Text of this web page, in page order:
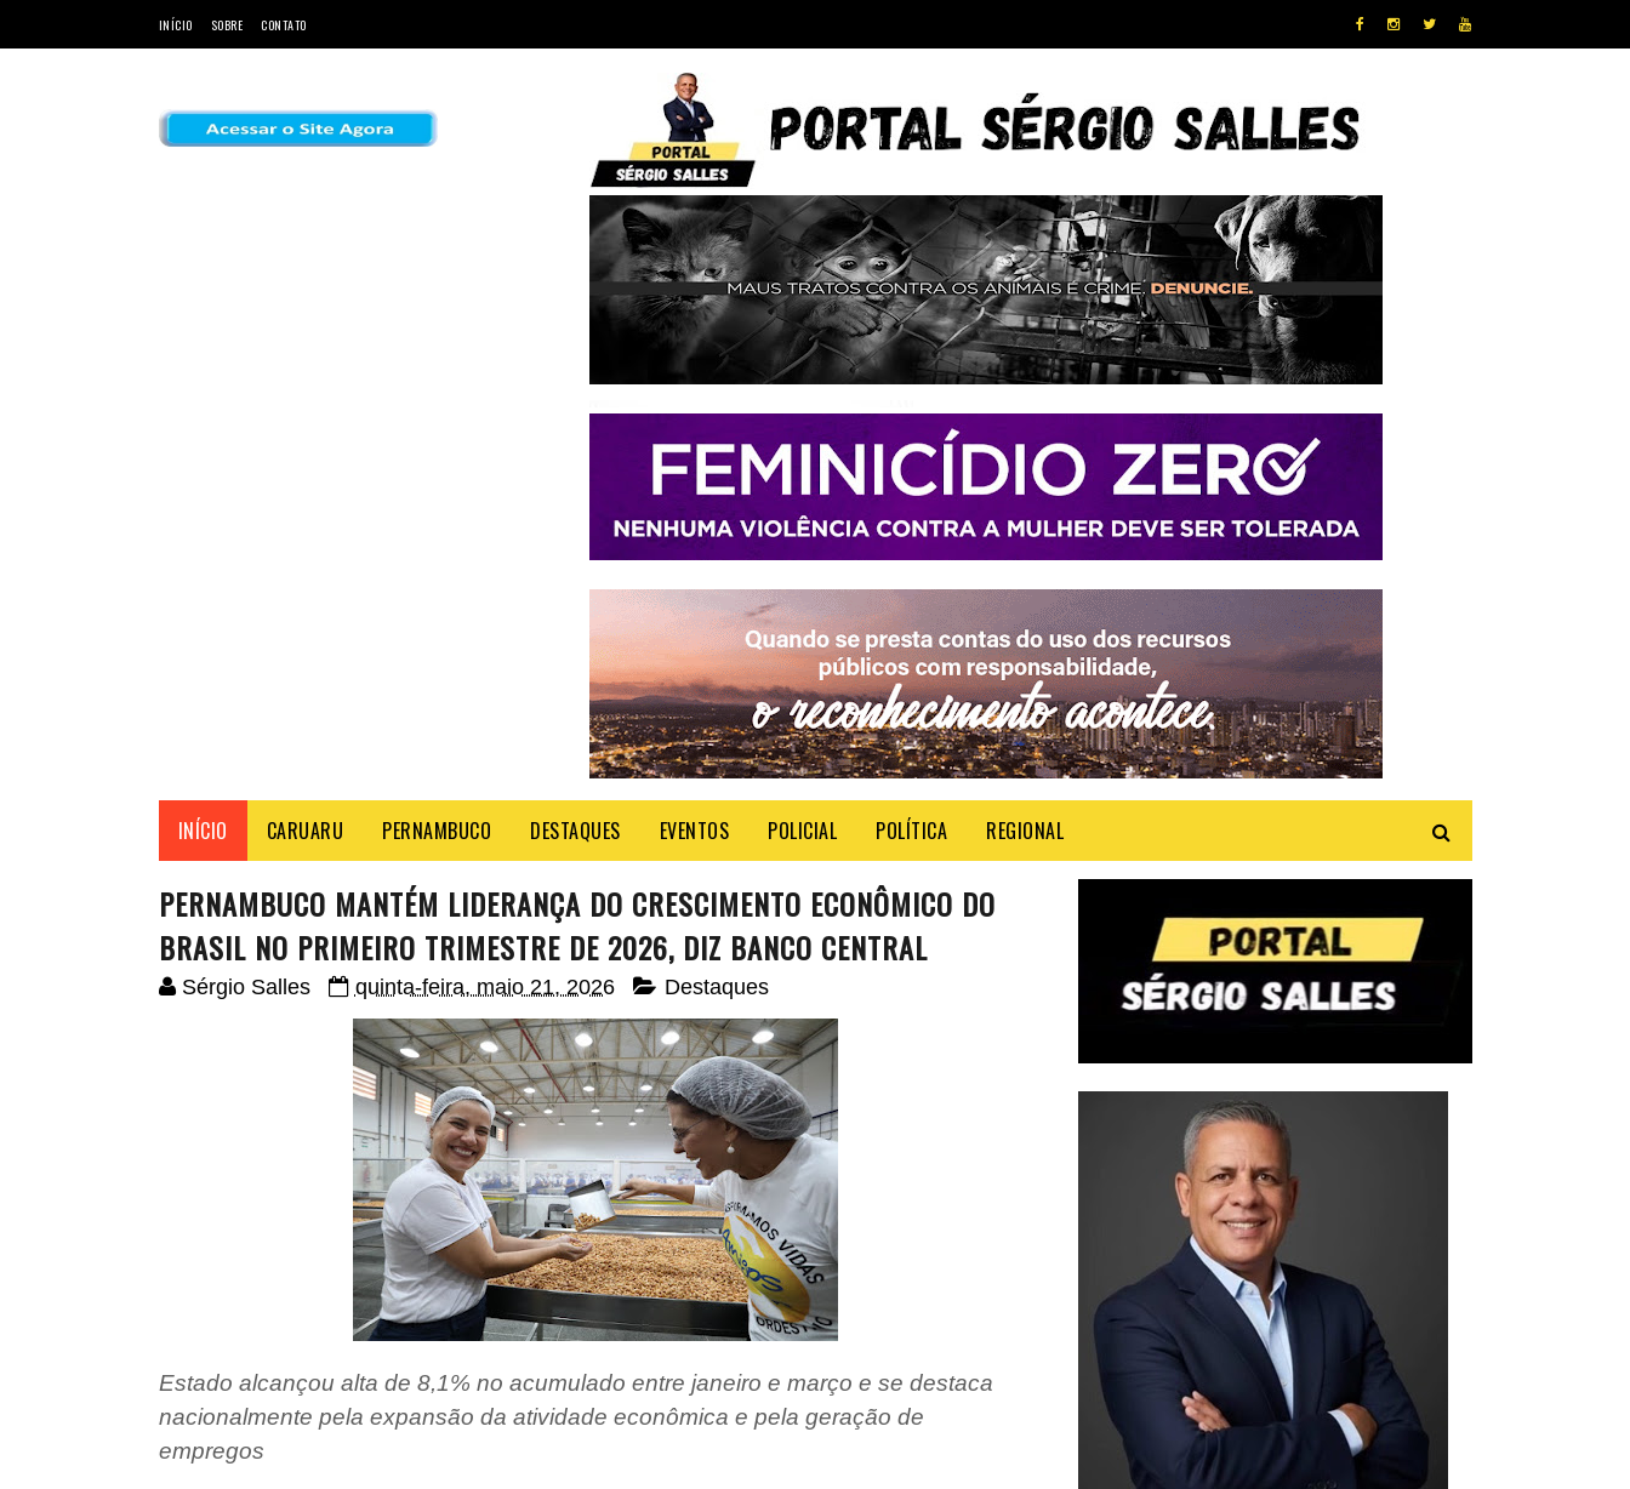
INÍCIO SOBRE CONTATO
INÍCIO CARUARU PERNAMBUCO DESTAQUES EVENTOS POLICIAL POLÍTICA REGIONAL
PERNAMBUCO MANTÉM LIDERANÇA DO CRESCIMENTO ECONÔMICO DO
BRASIL NO PRIMEIRO TRIMESTRE DE 2026, DIZ BANCO CENTRAL
Sérgio Salles quinta-feira, maio 21, 2026 Destaques
Estado alcançou alta de 8,1% no acumulado entre janeiro e março e se destaca
nacionalmente pela expansão da atividade econômica e pela geração de
empregos